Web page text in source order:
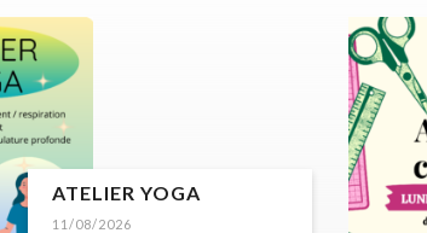
11/08/2026
ATELIER YOGA